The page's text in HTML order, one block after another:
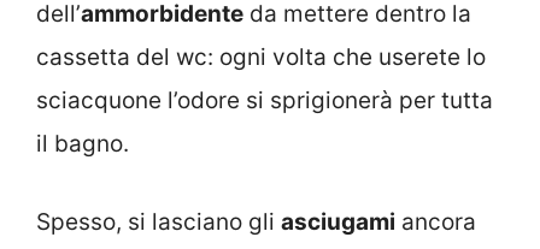
dell’ammorbidente da mettere dentro la
cassetta del wc: ogni volta che userete lo
sciacquone l’odore si sprigionerà per tutta
il bagno.
Spesso, si lasciano gli asciugami ancora